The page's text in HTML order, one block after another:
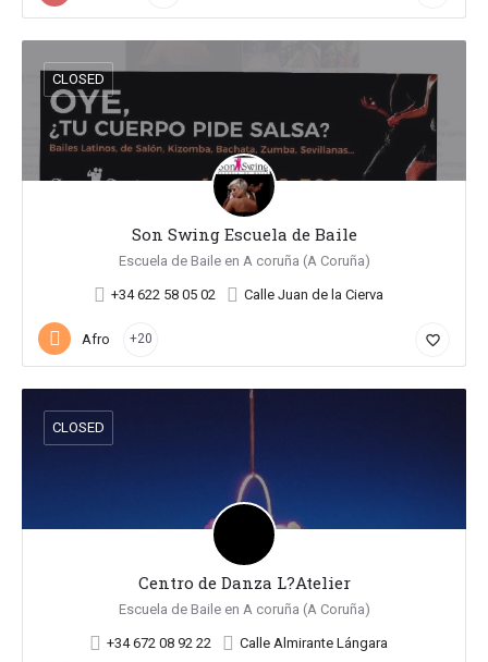
Son Swing Escuela de Baile
Escuela de Baile en A coruña (A Coruña)
+34 622 58 05 02 Calle Juan de la Cierva
CLOSED
Afro +20 favorite_border
Centro de Danza L?Atelier
Escuela de Baile en A coruña (A Coruña)
+34 672 08 92 22 Calle Almirante Lángara
CLOSED